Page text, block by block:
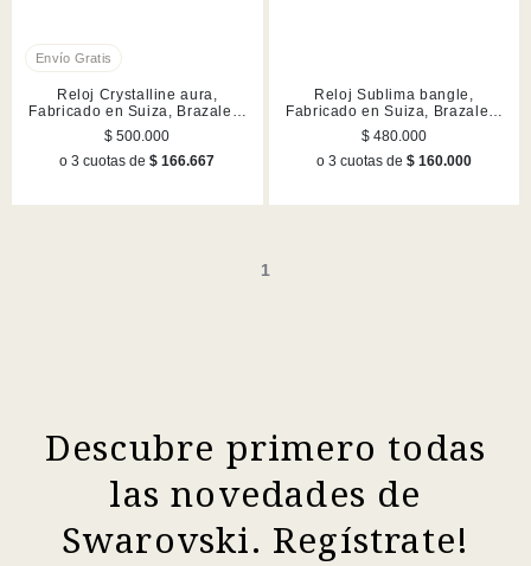
Reloj Crystalline aura,
Fabricado en Suiza, Brazalete
de metal, Rosa dorado,
Acabado en tono oro rosa
$ 500.000
o 3 cuotas de$ 166.667
Reloj Sublima bangle,
Fabricado en Suiza, Brazalete
de metal, Rosa dorado,
Acabado en tono oro rosa
$ 480.000
o 3 cuotas de $ 160.000
1
Descubre primero todas
las novedades de
Swarovski. Regístrate!